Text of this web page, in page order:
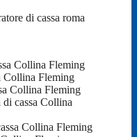
Collina Fleming
Collina Fleming
Collina Fleming
cassa Collina
Collina Fleming